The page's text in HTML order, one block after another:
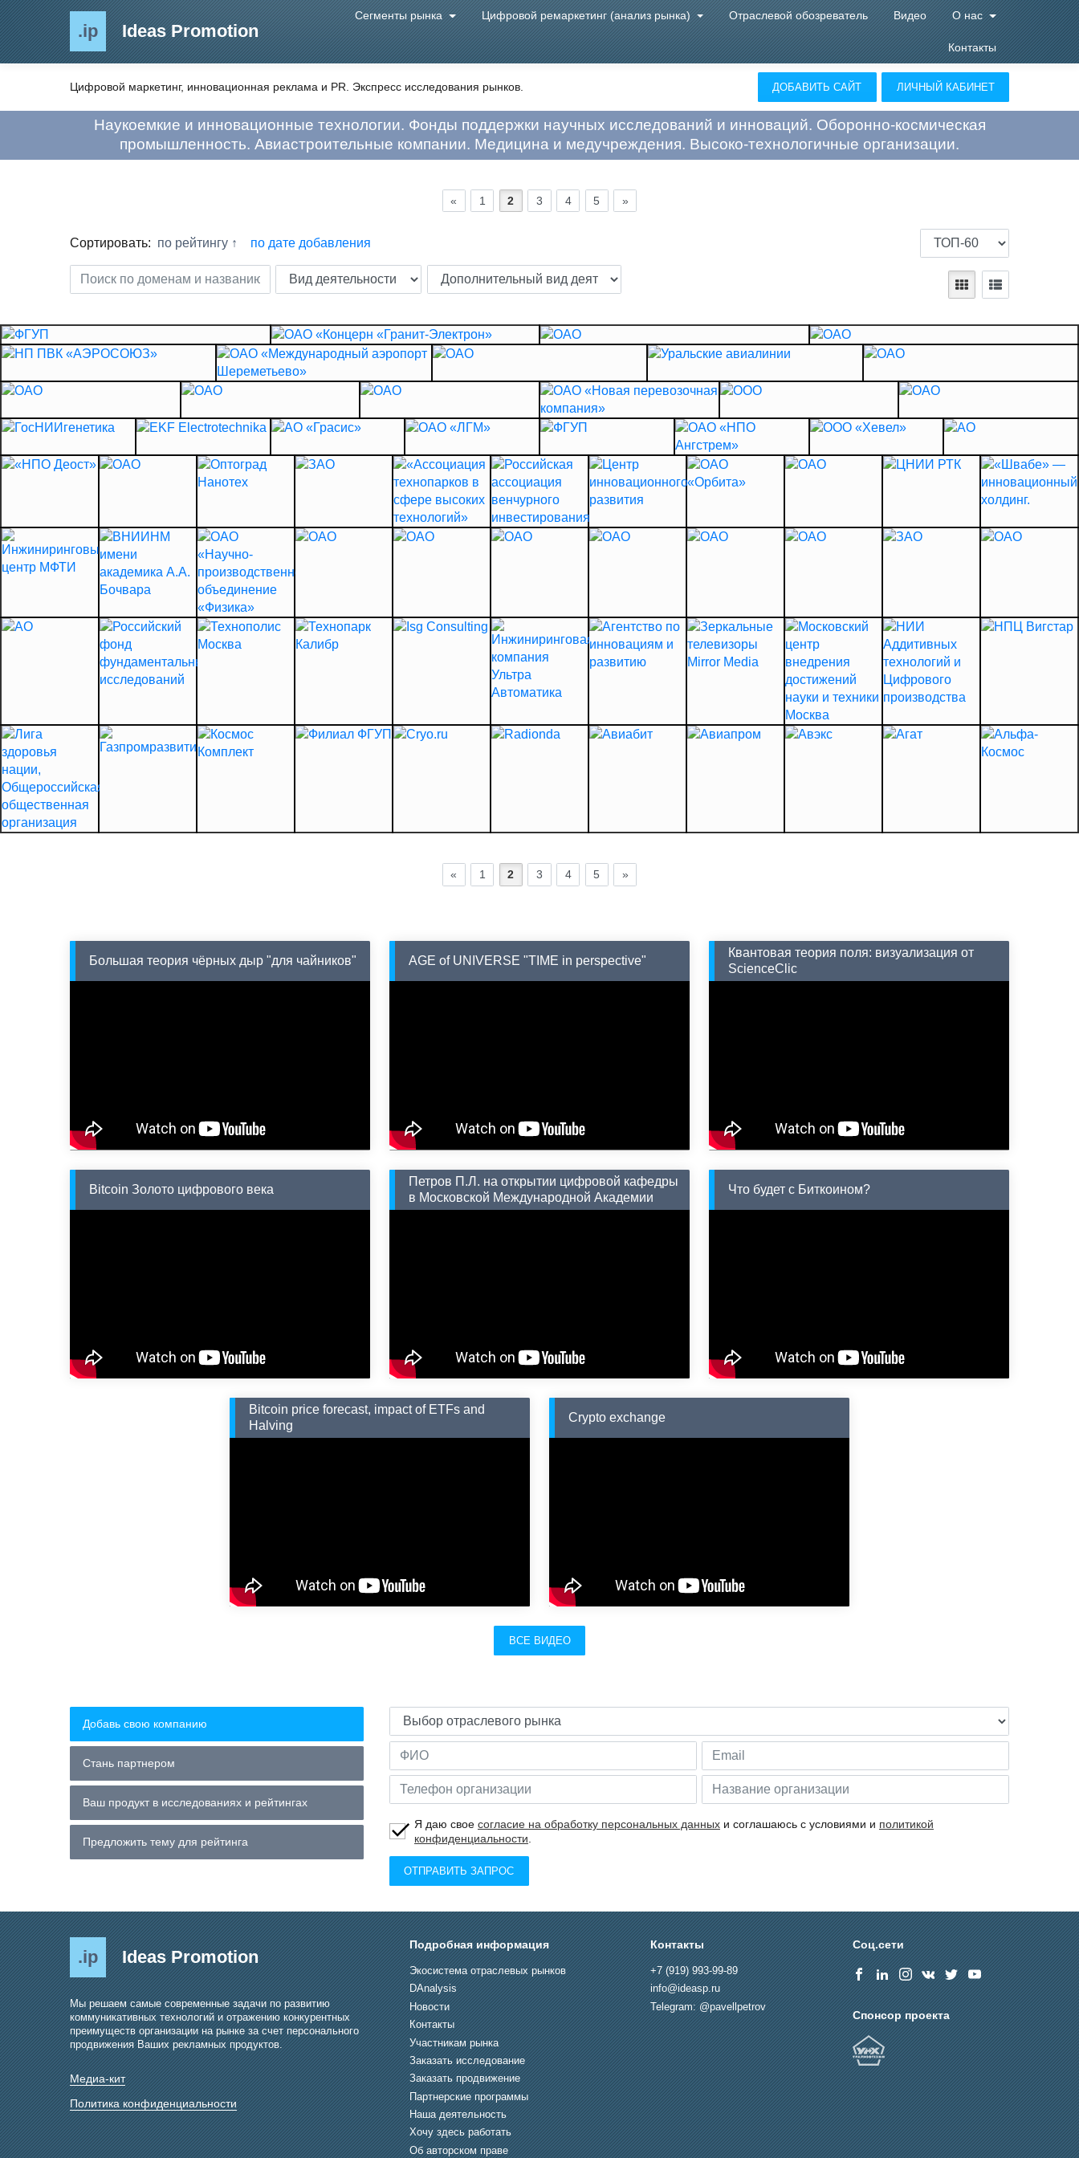
.ip Ideas Promotion
Сегменты рынка Цифровой ремаркетинг (анализ рынка) Отраслевой обозреватель Видео О нас
Контакты
Цифровой маркетинг, инновационная реклама и PR. Экспресс исследования рынков. ДОБАВИТЬ САЙТ ЛИЧНЫЙ КАБИНЕТ
Наукоемкие и инновационные технологии. Фонды поддержки научных исследований и инноваций. Оборонно-космическая
промышленность. Авиастроительные компании. Медицина и медучреждения. Высоко-технологичные организации.
« 1 2 3 4 5 »
Сортировать: по рейтингу по дате добавления
« 1 2 3 4 5 »
Большая теория чёрных дыр "для чайников" AGE of UNIVERSE "TIME in perspective"
Квантовая теория поля: визуализация от
ScienceClic
Bitcoin Золото цифрового века
Петров П.Л. на открытии цифровой кафедры
в Московской Международной Академии
Что будет с Биткоином?
Bitcoin price forecast, impact of ETFs and
Halving
Crypto exchange
ВСЕ ВИДЕО
Добавь свою компанию
Стань партнером
Ваш продукт в исследованиях и рейтингах
Предложить тему для рейтинга
Я даю свое согласие на обработку персональных данныхи соглашаюсь с условиями и политикой
конфиденциальности
ОТПРАВИТЬ ЗАПРОС
.ip Ideas Promotion
Мы решаем самые современные задачи по развитию
коммуникативных технологий и отражению конкурентных
преимуществ организации на рынке за счет персонального
продвижения Ваших рекламных продуктов.
Медиа-кит
Политика конфиденциальности
Подробная информация
Экосистема отраслевых рынков
DAnalysis
Новости
Контакты
Участникам рынка
Заказать исследование
Заказать продвижение
Партнерские программы
Наша деятельность
Хочу здесь работать
Об авторском праве
Контакты
+7 (919) 993-99-89
info@ideasp.ru
Telegram: @pavellpetrov
Соц.сети
Спонсор проекта